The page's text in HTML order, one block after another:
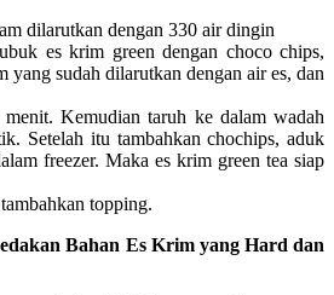
dilarutkan dengan 330 air dingin
es krim green dengan choco chips,
yang sudah dilarutkan dengan air es, dan
Kemudian taruh ke dalam wadah
Setelah itu tambahkan chochips, aduk
freezer. Maka es krim green tea siap
topping.
Bahan Es Krim yang Hard dan